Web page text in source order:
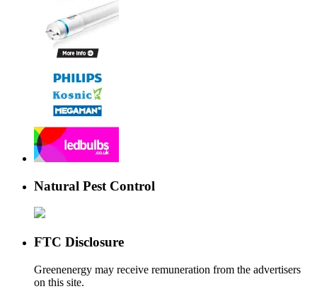
Natural Pest Control
FTC Disclosure
Greenenergy may receive remuneration from the advertisers
on this site.